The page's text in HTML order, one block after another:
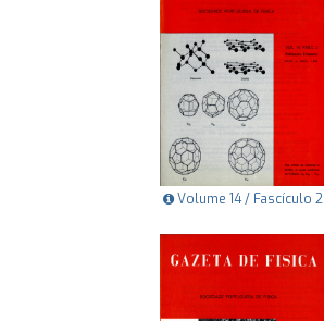
Volume 14 / Fascículo 2